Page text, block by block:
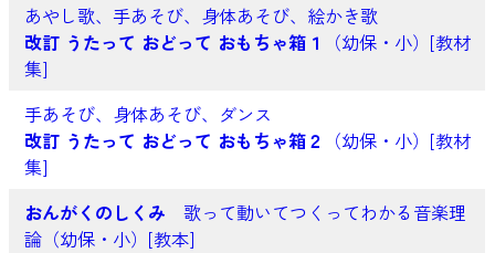
あやし歌、手あそび、身体あそび、絵かき歌
改訂 うたって おどって おもちゃ箱１
（幼保・小）[教材
集]
手あそび、身体あそび、ダンス
改訂 うたって おどって おもちゃ箱２ （幼保・小）[教材
集]
おんがくのしくみ 歌って動いてつくってわかる音楽理
論（幼保・小）[教本]